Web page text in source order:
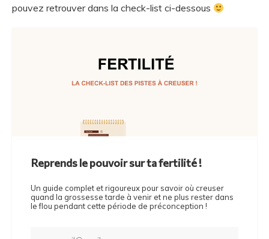
pouvez retrouver dans la check-list ci-dessous
Reprends le pouvoir sur ta fertilité !
Un guide complet et rigoureux pour savoir où creuser
quand la grossesse tarde à venir et ne plus rester dans
le flou pendant cette période de préconception !